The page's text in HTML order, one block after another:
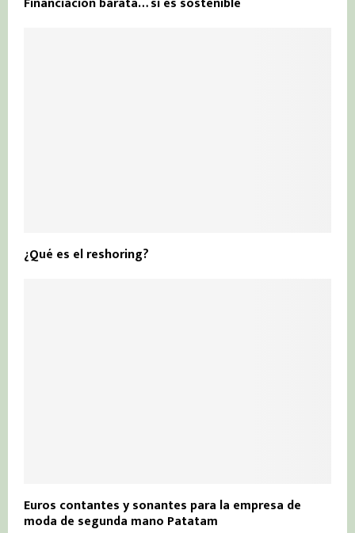
¿Qué es el reshoring?
Euros contantes y sonantes para la empresa de
moda de segunda mano Patatam